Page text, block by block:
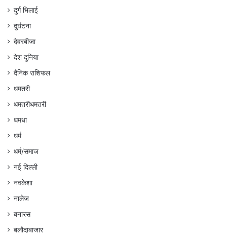
दुर्ग भिलाई
दुर्घटना
देवरबीजा
देश दुनिया
दैनिक राशिफल
धमतरी
धमतरीधमतरी
धमधा
धर्म
धर्म/समाज
नई दिल्ली
नवकेशा
नालेज
बनारस
बलौदाबाजार